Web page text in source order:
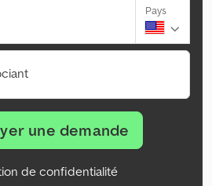
Pays
une demande
de confidentialité